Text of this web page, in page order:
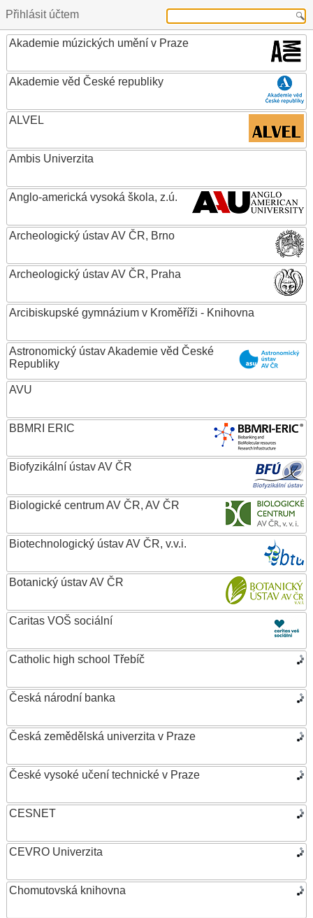
Přihlásit účtem
Akademie múzických umění v Praze
Akademie věd České republiky
ALVEL
Ambis Univerzita
Anglo-americká vysoká škola, z.ú.
Archeologický ústav AV ČR, Brno
Archeologický ústav AV ČR, Praha
Arcibiskupské gymnázium v Kroměříži - Knihovna
Astronomický ústav Akademie věd České
Republiky
AVU
BBMRI ERIC
Biofyzikální ústav AV ČR
Biologické centrum AV ČR, AV ČR
Biotechnologický ústav AV ČR, v.v.i.
Botanický ústav AV ČR
Caritas VOŠ sociální
Catholic high school Třebíč
Česká národní banka
Česká zemědělská univerzita v Praze
České vysoké učení technické v Praze
CESNET
CEVRO Univerzita
Chomutovská knihovna